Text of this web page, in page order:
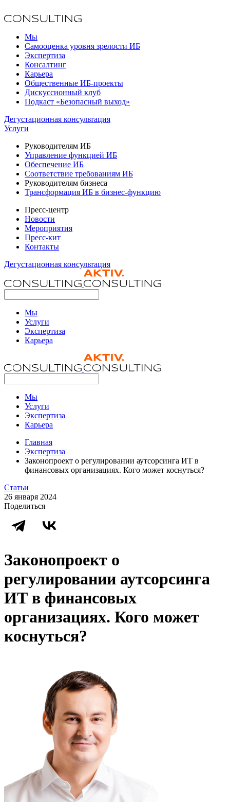
Мы
Самооценка уровня зрелости ИБ
Экспертиза
Консалтинг
Карьера
Общественные ИБ-проекты
Дискуссионный клуб
Подкаст «Безопасный выход»
Дегустационная консультация
Услуги
Руководителям ИБ
Управление функцией ИБ
Обеспечение ИБ
Соответствие требованиям ИБ
Руководителям бизнеса
Трансформация ИБ в бизнес-функцию
Пресс-центр
Новости
Мероприятия
Пресс-кит
Контакты
Дегустационная консультация
Мы
Услуги
Экспертиза
Карьера
Мы
Услуги
Экспертиза
Карьера
Главная
Экспертиза
Законопроект о регулировании аутсорсинга ИТ в
финансовых организациях. Кого может коснуться?
Статьи
26 января 2024
Поделиться
Законопроект о
регулировании аутсорсинга
ИТ в финансовых
организациях. Кого может
коснуться?